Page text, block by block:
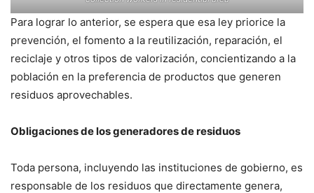
Para lograr lo anterior, se espera que esa ley priorice la
prevención, el fomento a la reutilización, reparación, el
reciclaje y otros tipos de valorización, concientizando a la
población en la preferencia de productos que generen
residuos aprovechables.
Obligaciones de los generadores de residuos
Toda persona, incluyendo las instituciones de gobierno, es
responsable de los residuos que directamente genera,